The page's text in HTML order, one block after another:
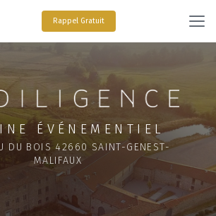
Rappel Gratuit
ÉVÉNEMENTIEL
DU BOIS 42660 SAINT-GENEST-
MALIFAUX